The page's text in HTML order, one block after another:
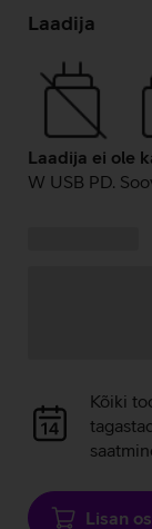
laadimine
Laadija
Laadija ei ole
W USB PD.
Andmete
laadimine
Kõiki
Lisan